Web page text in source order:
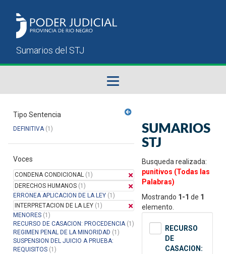
Sumarios del STJ
Manual del Usuario
Tipo Sentencia
DEFINITIVA(1)
Voces
CONDENA CONDICIONAL (1)
DERECHOS HUMANOS (1)
ERRONEA APLICACION DE LA LEY (1)
INTERPRETACION DE LA LEY (1)
MENORES (1)
RECURSO DE CASACION: PROCEDENCIA(1)
REGIMEN PENAL DE LA MINORIDAD (1)
SUSPENSION DEL JUICIO A PRUEBA:
REQUISITOS (1)
SUMARIOS
STJ
Busqueda realizada:
punitivos (Todas las
Palabras)
Mostrando 1-1 de 1
elemento.
RECURSO
DE
CASACION: